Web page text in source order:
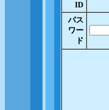
ID
パス
ワー
ド